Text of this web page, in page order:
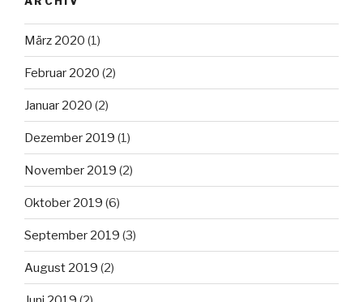
März 2020 (1)
Februar 2020 (2)
Januar 2020 (2)
Dezember 2019 (1)
November 2019 (2)
Oktober 2019 (6)
September 2019 (3)
August 2019 (2)